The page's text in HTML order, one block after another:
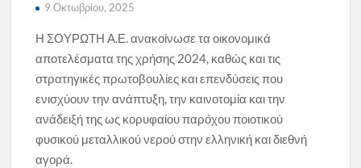
9 Οκτωβρίου, 2025
Η ΣΟΥΡΩΤΗ Α.Ε. ανακοίνωσε τα οικονομικά
αποτελέσματα της χρήσης 2024, καθώς και τις
στρατηγικές πρωτοβουλίες και επενδύσεις που
ενισχύουν την ανάπτυξη, την καινοτομία και την
ανάδειξή της ως κορυφαίου παρόχου ποιοτικού
φυσικού μεταλλικού νερού στην ελληνική και διεθνή
αγορά.